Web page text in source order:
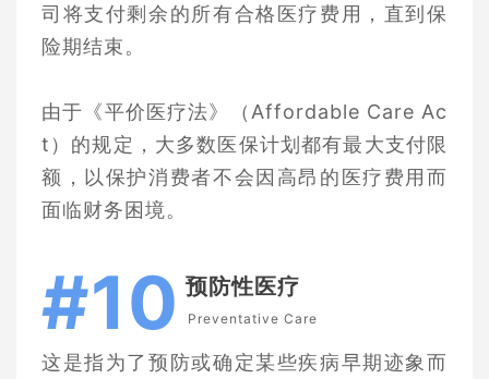
司将支付剩余的所有合格医疗费用，直到保
险期结束。
由于《平价医疗法》（Affordable Care Ac
t）的规定，大多数医保计划都有最大支付限
额，以保护消费者不会因高昂的医疗费用而
面临财务困境。
#10 预防性医疗
Preventative Care
这是指为了预防或确定某些疾病早期迹象而